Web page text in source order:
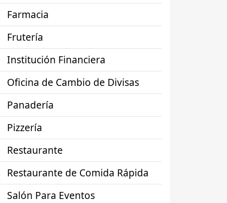
Farmacia
Frutería
Institución Financiera
Oficina de Cambio de Divisas
Panadería
Pizzería
Restaurante
Restaurante de Comida Rápida
Salón Para Eventos